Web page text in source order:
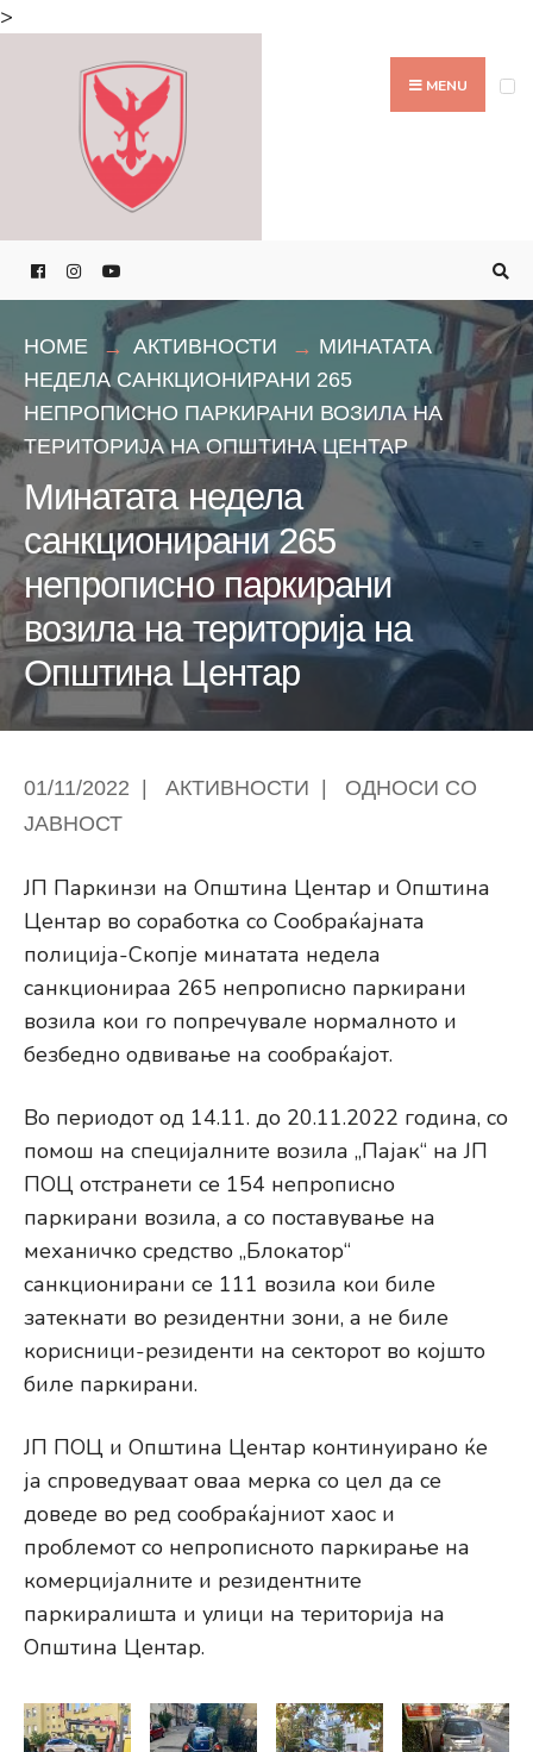
>
MENU
HOME АКТИВНОСТИ
МИНАТАТА
НЕДЕЛА САНКЦИОНИРАНИ 265
НЕПРОПИСНО ПАРКИРАНИ ВОЗИЛА НА
ТЕРИТОРИЈА НА ОПШТИНА ЦЕНТАР
Минатата недела
санкционирани 265
непрописно паркирани
возила на територија на
Општина Центар
01/11/2022 АКТИВНОСТИ
ОДНОСИ СО
ЈАВНОСТ
ЈП Паркинзи на Општина Центар и Општина
Центар во соработка со Сообраќајната
полиција-Скопје минатата недела
санкционираа 265 непрописно паркирани
возила кои го попречувале нормалното и
безбедно одвивање на сообраќајот.
Во периодот од 14.11. до 20.11.2022 година, со
помош на специјалните возила „Пајак“ на ЈП
ПОЦ отстранети се 154 непрописно
паркирани возила, а со поставување на
механичко средство „Блокатор“
санкционирани се 111 возила кои биле
затекнати во резидентни зони, а не биле
корисници-резиденти на секторот во којшто
биле паркирани.
ЈП ПОЦ и Општина Центар континуирано ќе
ја спроведуваат оваа мерка со цел да се
доведе во ред сообраќајниот хаос и
проблемот со непрописното паркирање на
комерцијалните и резидентните
паркиралишта и улици на територија на
Општина Центар.